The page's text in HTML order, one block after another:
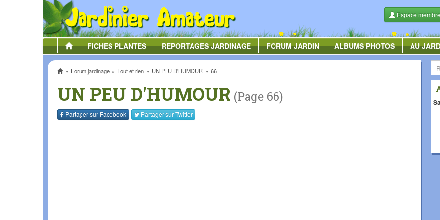
Espace
FICHESPLANTES REPORTAGESJARDINAGE FORUMJARDIN ALBUMSPHOTOS AU
AccueilForum jardinage Tout et rien UN PEU D'HUMOUR 66
UN PEU D'HUMOUR (Page 66)
Partager sur Facebook Partager surTwitter